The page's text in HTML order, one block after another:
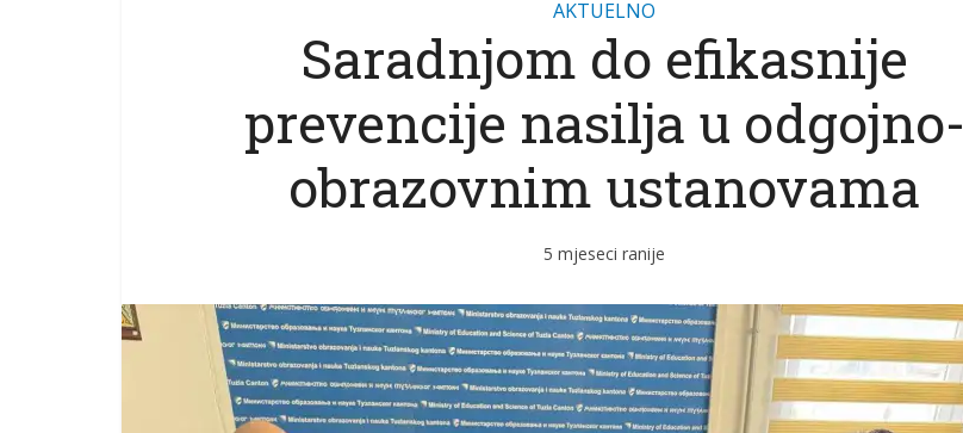
AKTUELNO
Saradnjom do efikasnije
prevencije nasilja u odgojno-
obrazovnim ustanovama
5 mjeseci ranije